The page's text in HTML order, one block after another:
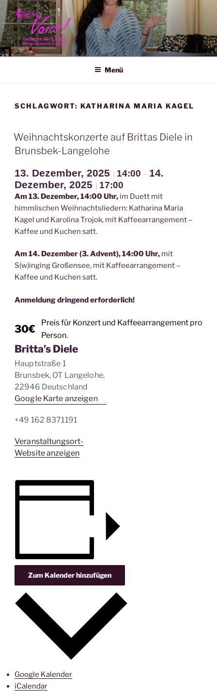
Zum
Inhalt
springen
KATHARINA MARIA KAGEL
Menü
SCHLAGWORT: KATHARINA MARIA KAGEL
Weihnachtskonzerte auf Brittas Diele in
Brunsbek-Langelohe
13. Dezember, 2025 | 14:00 – 14.
Dezember, 2025 | 17:00
Am 13. Dezember, 14:00 Uhr, im Duett mit
himmlischen Weihnachtsliedern: Katharina Maria
Kagel und Karolina Trojok, mit Kaffeearrangement –
Kaffee und Kuchen satt.
Am 14. Dezember (3. Advent), 14:00 Uhr, mit
S(w)inging Großensee, mit Kaffeearrangement –
Kaffee und Kuchen satt.
Anmeldung dringend erforderlich!
30€
Preis für Konzert und Kaffeearrangement pro
Person.
Britta’s Diele
Hauptstraße 1
Brunsbek, OT Langelohe,
22946 Deutschland
Google Karte anzeigen
+49 162 8371191
Veranstaltungsort-
Website anzeigen
Zum Kalender hinzufügen
Google Kalender
iCalendar